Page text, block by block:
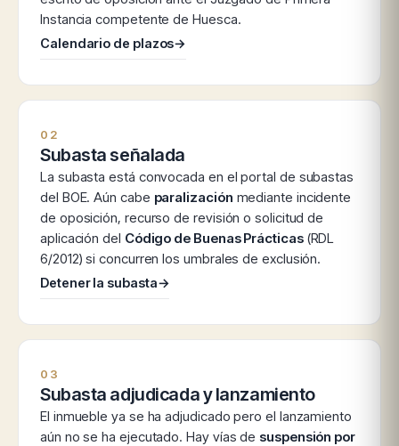
Instancia competente de Huesca.
Calendario de plazos→
02
Subasta señalada
La subasta está convocada en el portal de subastas
del BOE. Aún cabe paralización mediante incidente
de oposición, recurso de revisión o solicitud de
aplicación del Código de Buenas Prácticas(RDL
6/2012) si concurren los umbrales de exclusión.
Detener la subasta→
03
Subasta adjudicada y lanzamiento
El inmueble ya se ha adjudicado pero el lanzamiento
aún no se ha ejecutado. Hay vías de suspensión por